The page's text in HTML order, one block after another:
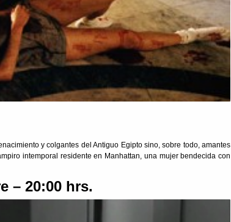
y colgantes del Antiguo Egipto sino, sobre todo, amantes
intemporal residente en Manhattan, una mujer bendecida con
– 20:00 hrs.